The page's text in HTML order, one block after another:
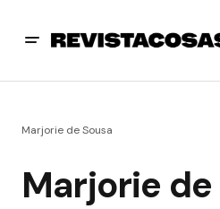
Marjorie de Sousa
Marjorie de